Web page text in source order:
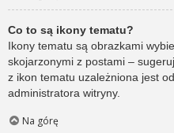
Co to są ikony tematu?
Ikony tematu są obrazkami
skojarzonymi z postami –
z ikon tematu uzależniona jest
administratora witryny.
Na górę